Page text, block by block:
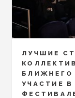
ЛУЧШИЕ
БЛИЖНЕГО
УЧАСТИЕ